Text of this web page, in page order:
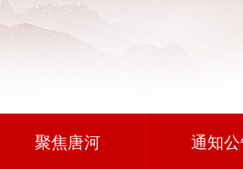
聚焦唐河 通知